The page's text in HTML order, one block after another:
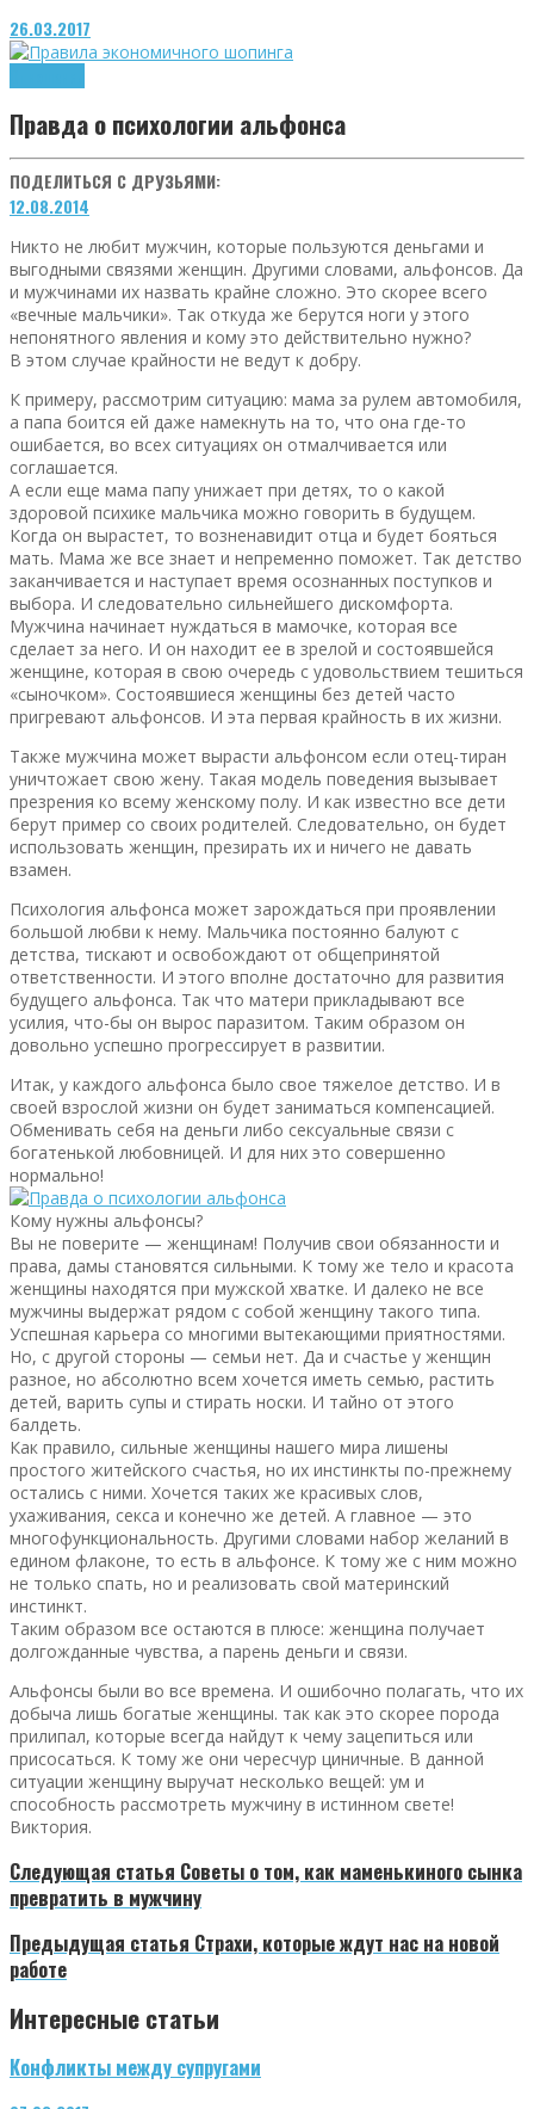
26.03.2017
Правда о психологии альфонса
ПОДЕЛИТЬСЯ С ДРУЗЬЯМИ:
12.08.2014
Никто не любит мужчин, которые пользуются деньгами и
выгодными связями женщин. Другими словами, альфонсов. Да
и мужчинами их назвать крайне сложно. Это скорее всего
«вечные мальчики». Так откуда же берутся ноги у этого
непонятного явления и кому это действительно нужно?
В этом случае крайности не ведут к добру.
К примеру, рассмотрим ситуацию: мама за рулем автомобиля,
а папа боится ей даже намекнуть на то, что она где-то
ошибается, во всех ситуациях он отмалчивается или
соглашается.
А если еще мама папу унижает при детях, то о какой
здоровой психике мальчика можно говорить в будущем.
Когда он вырастет, то возненавидит отца и будет бояться
мать. Мама же все знает и непременно поможет. Так детство
заканчивается и наступает время осознанных поступков и
выбора. И следовательно сильнейшего дискомфорта.
Мужчина начинает нуждаться в мамочке, которая все
сделает за него. И он находит ее в зрелой и состоявшейся
женщине, которая в свою очередь с удовольствием тешиться
«сыночком». Состоявшиеся женщины без детей часто
пригревают альфонсов. И эта первая крайность в их жизни.
Также мужчина может вырасти альфонсом если отец-тиран
уничтожает свою жену. Такая модель поведения вызывает
презрения ко всему женскому полу. И как известно все дети
берут пример со своих родителей. Следовательно, он будет
использовать женщин, презирать их и ничего не давать
взамен.
Психология альфонса может зарождаться при проявлении
большой любви к нему. Мальчика постоянно балуют с
детства, тискают и освобождают от общепринятой
ответственности. И этого вполне достаточно для развития
будущего альфонса. Так что матери прикладывают все
усилия, что-бы он вырос паразитом. Таким образом он
довольно успешно прогрессирует в развитии.
Итак, у каждого альфонса было свое тяжелое детство. И в
своей взрослой жизни он будет заниматься компенсацией.
Обменивать себя на деньги либо сексуальные связи с
богатенькой любовницей. И для них это совершенно
нормально!
Кому нужны альфонсы?
Вы не поверите — женщинам! Получив свои обязанности и
права, дамы становятся сильными. К тому же тело и красота
женщины находятся при мужской хватке. И далеко не все
мужчины выдержат рядом с собой женщину такого типа.
Успешная карьера со многими вытекающими приятностями.
Но, с другой стороны — семьи нет. Да и счастье у женщин
разное, но абсолютно всем хочется иметь семью, растить
детей, варить супы и стирать носки. И тайно от этого
балдеть.
Как правило, сильные женщины нашего мира лишены
простого житейского счастья, но их инстинкты по-прежнему
остались с ними. Хочется таких же красивых слов,
ухаживания, секса и конечно же детей. А главное — это
многофункциональность. Другими словами набор желаний в
едином флаконе, то есть в альфонсе. К тому же с ним можно
не только спать, но и реализовать свой материнский
инстинкт.
Таким образом все остаются в плюсе: женщина получает
долгожданные чувства, а парень деньги и связи.
Альфонсы были во все времена. И ошибочно полагать, что их
добыча лишь богатые женщины. так как это скорее порода
прилипал, которые всегда найдут к чему зацепиться или
присосаться. К тому же они чересчур циничные. В данной
ситуации женщину выручат несколько вещей: ум и
способность рассмотреть мужчину в истинном свете!
Виктория.
Следующая статья Советы о том, как маменькиного сынка
превратить в мужчину
Предыдущая статья Страхи, которые ждут нас на новой
работе
Интересные статьи
Конфликты между супругами